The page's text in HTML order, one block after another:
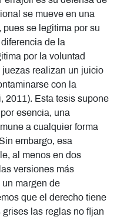
se mueve en una
se legitima por su
de la
por la voluntad
realizan un juicio
con la
2011). Esta tesis supone
esencia, una
a cualquier forma
embargo, esa
al menos en dos
versiones más
margen de
que el derecho tiene
las reglas no fijan